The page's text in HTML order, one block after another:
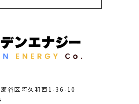
谷区阿久和西1-36-10